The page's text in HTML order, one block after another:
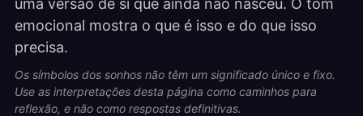
uma versão de si que ainda não nasceu. O tom
emocional mostra o que é isso e do que isso
precisa.
Os símbolos dos sonhos não têm um significado único e fixo.
Use as interpretações desta página como caminhos para
reflexão, e não como respostas definitivas.